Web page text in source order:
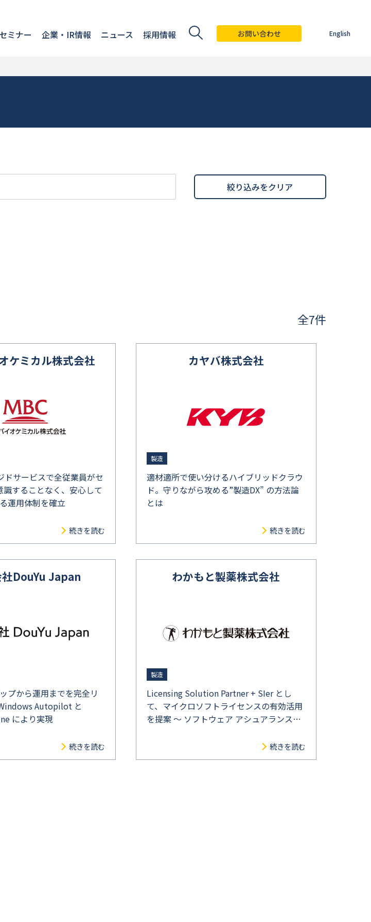
ミナー 企業・IR情報 ニュース 採用情報 お問い合わせ English
絞り込みをクリア
全7件
ケミカル株式会社
ドサービスで全従業員がセ
識することなく、安心して
運用体制を確立
続きを読む
カヤバ株式会社
製造
適材適所で使い分けるハイブリッドクラウ
ド。守りながら攻める”製造DX” の方法論
とは
続きを読む
DouYu Japan
プから運用までを完全リ
Autopilot と
により実現
続きを読む
わかもと製薬株式会社
製造
Licensing Solution Partner + SIer とし
て、マイクロソフトライセンスの有効活用
を提案 ～ ソフトウェア アシュアランス
無料バージョンアップを実施 ～ 続きを読む